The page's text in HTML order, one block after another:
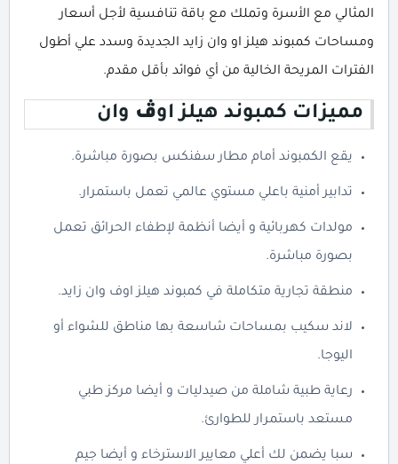
المثالي مع الأسرة وتملك مع باقة تنافسية لأجل أسعار
ومساحات كمبوند هيلز او وان زايد الجديدة وسدد علي أطول
الفترات المريحة الخالية من أي فوائد بأقل مقدم.
مميزات كمبوند هيلز اوڤ وان
يقع الكمبوند أمام مطار سفنكس بصورة مباشرة.
تدابير أمنية باعلي مستوي عالمي تعمل باستمرار.
مولدات كهربائية و أيضا أنظمة لإطفاء الحرائق تعمل
بصورة مباشرة.
منطقة تجارية متكاملة في كمبوند هيلز اوف وان زايد.
لاند سكيب بمساحات شاسعة بها مناطق للشواء أو
اليوجا.
رعاية طبية شاملة من صيدليات و أيضا مركز طبي
مستعد باستمرار للطوارئ.
سبا يضمن لك أعلي معايير الاسترخاء و أيضا جيم